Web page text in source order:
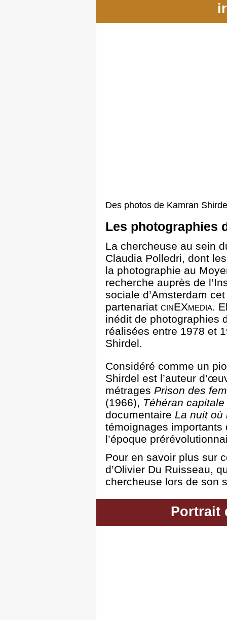
Des photos de Kamran
Les photographies
La chercheuse au sein
Claudia Polledri, dont
la photographie au
recherche auprès de
sociale d’Amsterdam
partenariat cinEXmedia.
inédit de photographies
réalisées entre 1978 et
Shirdel.
Considéré comme un
Shirdel est l’auteur
métrages Prison des
(1966), Téhéran capitale
documentaire La nuit où
témoignages
l’époque
Pour en savoir plus sur
d’Olivier Du Ruisseau,
chercheuse lors de son
Portrait